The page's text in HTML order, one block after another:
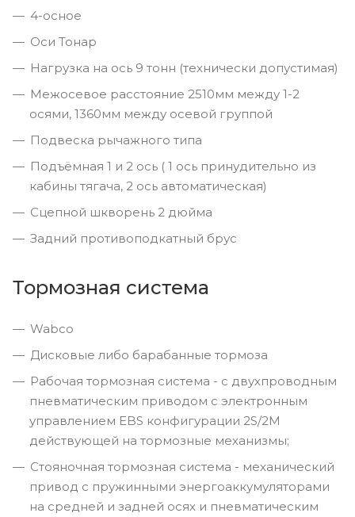
4-осное
Оси Тонар
Нагрузка на ось 9 тонн (технически допустимая)
Межосевое расстояние 2510мм между 1-2
осями, 1360мм между осевой группой
Подвеска рычажного типа
Подъёмная 1 и 2 ось ( 1 ось принудительно из
кабины тягача, 2 ось автоматическая)
Сцепной шкворень 2 дюйма
Задний противоподкатный брус
Тормозная система
Wabco
Дисковые либо барабанные тормоза
Рабочая тормозная система - с двухпроводным
пневматическим приводом c электронным
управлением EBS конфигурации 2S/2M
действующей на тормозные механизмы;
Стояночная тормозная система - механический
привод с пружинными энергоаккумуляторами
на средней и задней осях и пневматическим